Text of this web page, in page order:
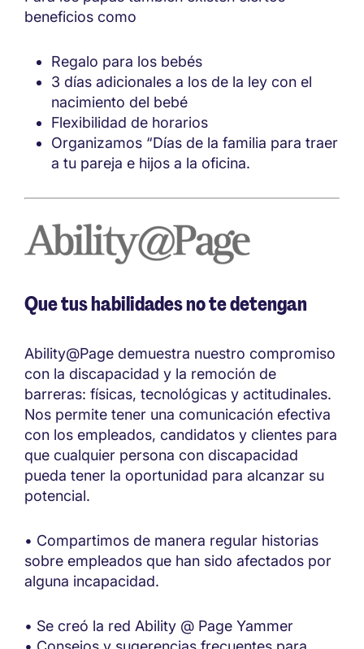
beneficios como
Regalo para los bebés
3 días adicionales a los de la ley con el
nacimiento del bebé
Flexibilidad de horarios
Organizamos “Días de la familia para traer
a tu pareja e hijos a la oficina.
Que tus habilidades no te detengan
Ability@Page demuestra nuestro compromiso
con la discapacidad y la remoción de
barreras: físicas, tecnológicas y actitudinales.
Nos permite tener una comunicación efectiva
con los empleados, candidatos y clientes para
que cualquier persona con discapacidad
pueda tener la oportunidad para alcanzar su
potencial.
• Compartimos de manera regular historias
sobre empleados que han sido afectados por
alguna incapacidad.
• Se creó la red Ability @ Page Yammer